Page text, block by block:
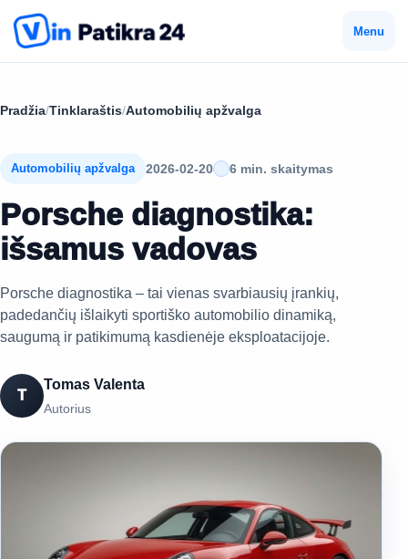
Menu
Pradžia/Tinklaraštis/Automobilių apžvalga
Automobilių apžvalga 2026-02-20 6 min. skaitymas
Porsche diagnostika:
išsamus vadovas
Porsche diagnostika – tai vienas svarbiausių įrankių,
padedančių išlaikyti sportiško automobilio dinamiką,
saugumą ir patikimumą kasdienėje eksploatacijoje.
T
Tomas Valenta
Autorius